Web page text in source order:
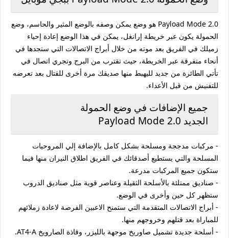
Payload Mode 2.0 هو وضع يمكن وصفه بالوضع المثير والحاسم، وضع
الحمولة يكون عبر خريطة إرانغل، يمكن في هذا الوضع إعادة إحياء
زميلك في الفريق بعد موته من خلال أبراج الاتصالات التي ستجدها في
أنحاء متفرقة عبر الخريطة، حيث تقترب من البرج وتجري اتصال في
تأتي الطائرة من جديد لليهبط منها صديقك مرة أخرى للقتال بعد تعرضه
للتفنيش من قبل الأعداء.
جميع الإضافات في وضع الحمولة
الجديد Payload Mode 2.0
- مركبات مدججة ومسلحة بشكل كامل بالإضافة إلي المروحيات
المسلحة والتي يستطيع أصدقائك في الفريق اطلاق النيران منها فيما
ستكون جميع المركبات مدرعة.
- صناديق ممتلئة بالأسلحة الثقيلة وعناصر قوية مثل صناديق الدروب
ستظهر كل حين وأخرى في الوضع.
- أبراج الاتصالات المتقدمة التي ستمنح الاعبين الفرصة لاعادة زملائهم
للمباراة بعد قتلهم وخروجهم منها.
- أسلحة جديدة تشميل صاوريخ موجهة بالليزر، وقاذة الصارويخ AT4-A.